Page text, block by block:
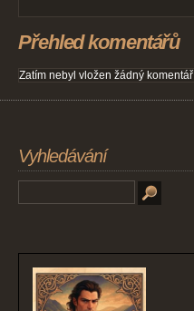
Přehled komentářů
Zatím nebyl vložen žádný komentář
Vyhledávání